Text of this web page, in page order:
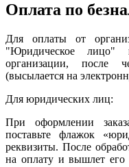
Оплата по
Для оплаты от
"Юридическое лицо"
организации, после
(высылается на
Для юридических лиц:
При оформлении
поставьте флажок
реквизиты. После
на оплату и вышлет